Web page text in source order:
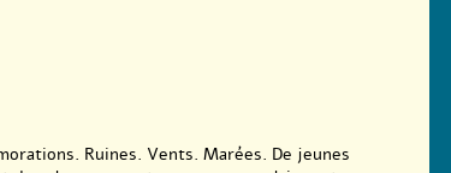
Ruines. Vents. Marées. De jeunes